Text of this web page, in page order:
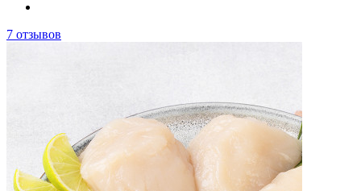
7 отзывов